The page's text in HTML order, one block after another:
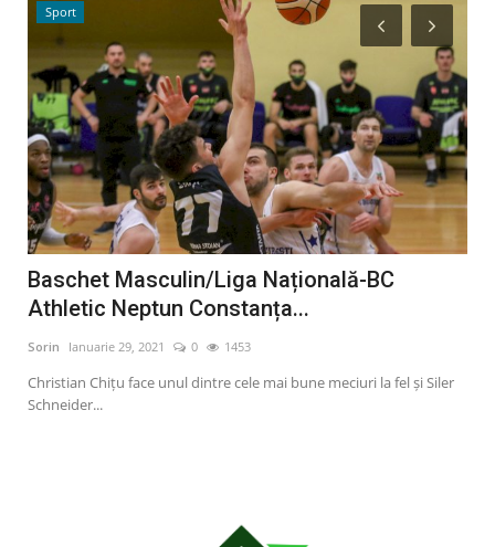
Sport
Baschet Masculin/Liga Națională-BC
Athletic Neptun Constanța...
Sorin Ianuarie 29, 2021 0 1453
Christian Chițu face unul dintre cele mai bune meciuri la fel și Siler
Schneider...